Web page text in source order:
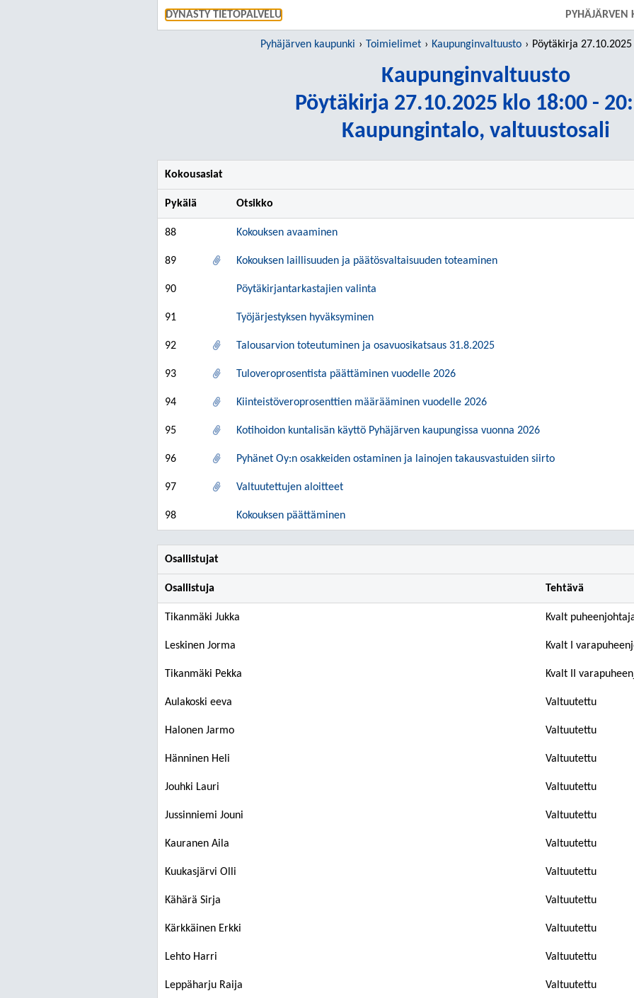
DYNASTY TIETOPALVELU PYHÄJÄRVEN
Pyhäjärven kaupunki Toimielimet Kaupunginvaltuusto Pöytäkirja 27.10.2025
Kaupunginvaltuusto
Pöytäkirja 27.10.2025 klo 18:00 -
Kaupungintalo, valtuustosali
Kokousasiat
Pykälä Otsikko
88 Kokouksen avaaminen
89 Kokouksen laillisuuden ja päätösvaltaisuuden toteaminen
90 Pöytäkirjantarkastajien valinta
91 Työjärjestyksen hyväksyminen
92 Talousarvion toteutuminen ja osavuosikatsaus 31.8.2025
93 Tuloveroprosentista päättäminen vuodelle 2026
94 Kiinteistöveroprosenttien määrääminen vuodelle 2026
95 Kotihoidon kuntalisän käyttö Pyhäjärven kaupungissa vuonna 2026
96 Pyhänet Oy:n osakkeiden ostaminen ja lainojen takausvastuiden siirto
97 Valtuutettujen aloitteet
98 Kokouksen päättäminen
Osallistujat
Osallistuja Tehtävä
Tikanmäki Jukka Kvalt
Leskinen Jorma Kvalt I
Tikanmäki Pekka Kvalt II
Aulakoski eeva Valtuutettu
Halonen Jarmo Valtuutettu
Hänninen Heli Valtuutettu
Jouhki Lauri Valtuutettu
Jussinniemi Jouni Valtuutettu
Kauranen Aila Valtuutettu
Kuukasjärvi Olli Valtuutettu
Kähärä Sirja Valtuutettu
Kärkkäinen Erkki Valtuutettu
Lehto Harri Valtuutettu
Leppäharju Raija Valtuutettu